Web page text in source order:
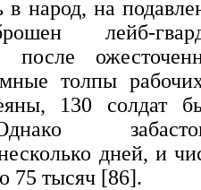
в народ, на
лейб-
после
толпы
130 солдат
дней, и
75 тысяч [86].